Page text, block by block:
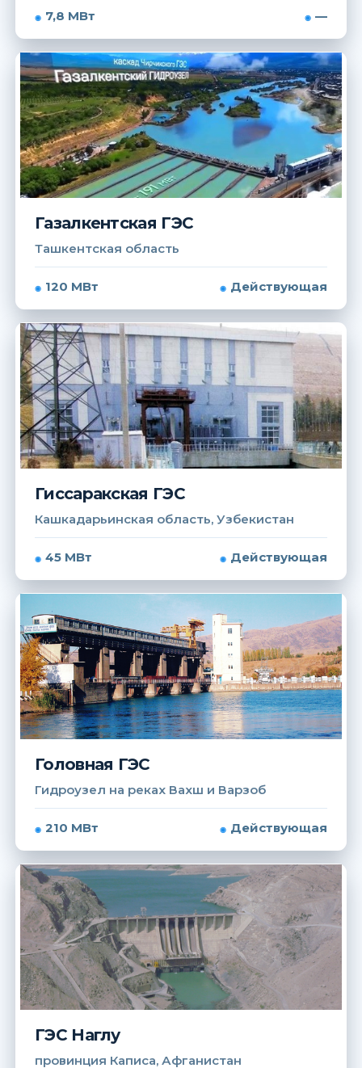
7,8 МВт —
Газалкентская ГЭС
Ташкентская область
120 МВт Действующая
Гиссаракская ГЭС
Кашкадарьинская область, Узбекистан
45 МВт Действующая
Головная ГЭС
Гидроузел на реках Вахш и Варзоб
210 МВт Действующая
ГЭС Наглу
провинция Каписа, Афганистан